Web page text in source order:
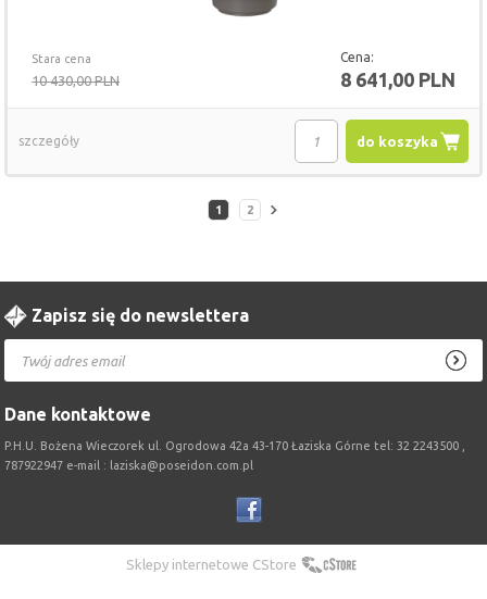
Stara cena
10 430,00 PLN
Cena:
8 641,00 PLN
do koszyka
szczegóły
1 2
Zapisz się do newslettera
Dane kontaktowe
P.H.U. Bożena Wieczorek ul. Ogrodowa 42a 43-170 Łaziska Górne tel: 32 2243500 ,
787922947 e-mail : laziska@poseidon.com.pl
Sklepy internetowe CStore